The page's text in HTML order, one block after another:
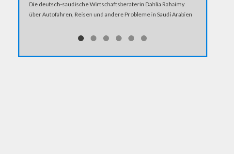
Die deutsch-saudische Wirtschaftsberaterin Dahlia Rahaimy
über Autofahren, Reisen und andere Probleme in Saudi Arabien